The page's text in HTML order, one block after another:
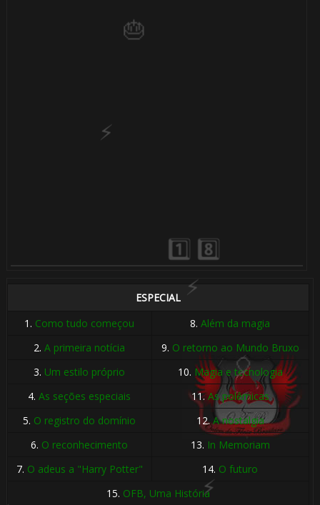
ESPECIAL
1. Como tudo começou 8.Além da magia
2.A primeira notícia 9. O retorno ao Mundo Bruxo
3. Um estilo próprio 10. Magia e tecnologia
4.As seções especiais 11.As polêmicas
5. O registro do domínio 12.A nostalgia
6. O reconhecimento 13. In Memoriam
7. O adeus a "Harry Potter" 14. O futuro
15. OFB, Uma História
🎂
🎂
1️⃣ 8️⃣